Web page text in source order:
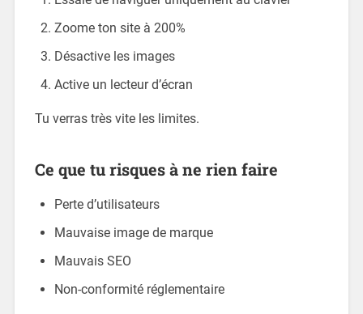
Zoome ton site à 200%
Désactive les images
Active un lecteur d’écran
Tu verras très vite les limites.
Ce que tu risques à ne rien faire
Perte d’utilisateurs
Mauvaise image de marque
Mauvais SEO
Non-conformité réglementaire